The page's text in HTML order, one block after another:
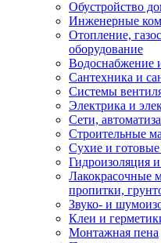
Обустройство
Инженерные
Отопление,
оборудование
Водоснабжение
Сантехника и
Системы
Электрика и
Сети,
Строительные
Сухие и
Гидроизоляция
Лакокрасочные
пропитки,
Звуко- и
Клеи и
Монтажная пена